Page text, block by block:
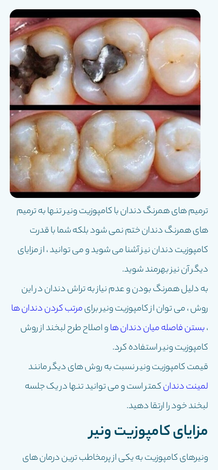
ترمیم های همرنگ دندان با کامپوزیت ونیر تنها به ترمیم
های همرنگ دندان ختم نمی شود بلکه شما با قدرت
کامپوزیت دندان نیز آشنا می شوید و می توانید ، از مزایای
دیگر آن نیز بهرمند شوید.
به دلیل همرنگ بودن و عدم نیاز به تراش دندان در این
روش ، می توان از کامپوزیت ونیر برایمرتب کردن دندان ها
،بستن فاصله میان دندان هاو اصلاح طرح لبخند از روش
کامپوزیت ونیر استفاده کرد.
قیمت کامپوزیت ونیر نسبت به روش های دیگر مانند
لمینت دندانکمتر است و می توانید تنها در یک جلسه
لبخند خود را ارتقا دهید.
مزایای کامپوزیت ونیر
ونیرهای کامپوزیت به یکی از پرمخاطب ترین درمان های